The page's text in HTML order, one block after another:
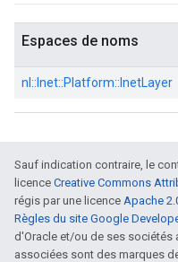
Espaces de noms
nl:: Inet::Platform:: InetLayer
Sauf indication contraire, le
licence Creative Commons
régis par une licence Apache
Règles du site Google
d'Oracle et/ou de ses sociétés
associées sont des marques